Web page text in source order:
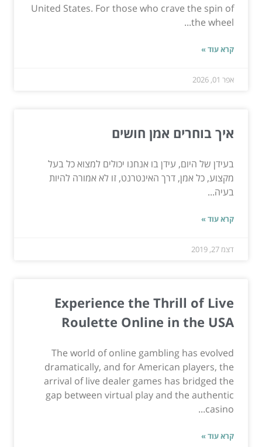
United States. For those who crave the spin of
the wheel...
קרא עוד »
אפר 01, 2026
איך בוחרים אמן חושים
בעידן של היום, עידן בו אנחנו יכולים למצוא כל בעל
מקצוע, כל אמן, דרך האינטרנט, זו לא אמורה להיות
בעיה...
קרא עוד »
דצמ 27, 2019
Experience the Thrill of Live
Roulette Online in the USA
The world of online gambling has evolved
dramatically, and for American players, the
arrival of live dealer games has bridged the
gap between virtual play and the authentic
casino...
קרא עוד »